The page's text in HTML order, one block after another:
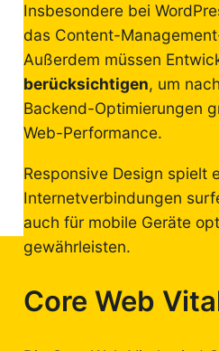
Insbesondere bei
das Content-
Außerdem müssen
berücksichtigen, um
Backend-Optimierungen
Web-Performance.
Responsive Design spielt
Internetverbindungen
auch für mobile Geräte
gewährleisten.
Core Web